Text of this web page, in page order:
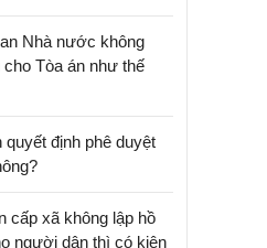
Nhà nước không
Tòa án như thế
định phê duyệt
cấp xã không lập hồ
người dân thì có kiện